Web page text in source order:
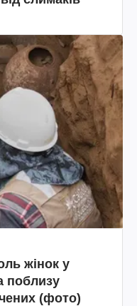
жінок у
поблизу
(фото)